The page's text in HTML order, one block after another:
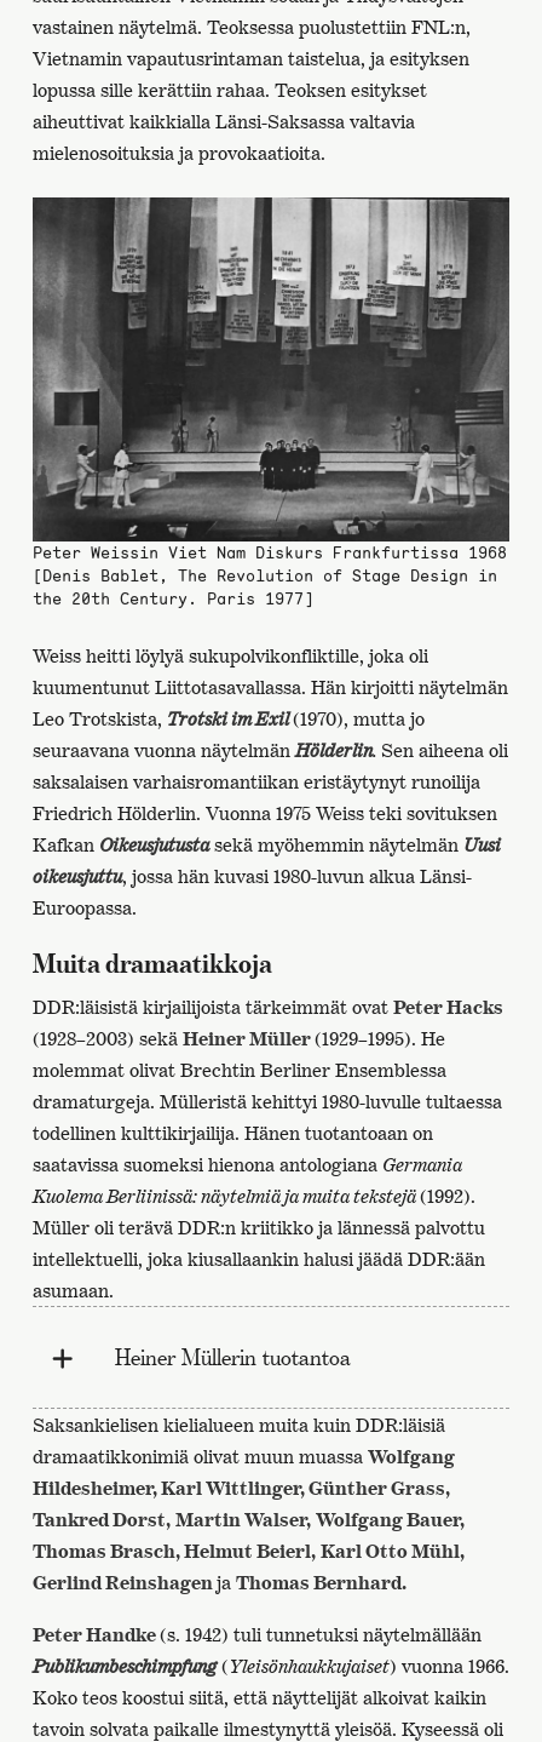
vastainen näytelmä. Teoksessa puolustettiin FNL:n,
Vietnamin vapautusrintaman taistelua, ja esityksen
lopussa sille kerättiin rahaa. Teoksen esitykset
aiheuttivat kaikkialla Länsi-Saksassa valtavia
mielenosoituksia ja provokaatioita.
Peter Weissin Viet Nam Diskurs Frankfurtissa 1968
[Denis Bablet, The Revolution of Stage Design in
the 20th Century. Paris 1977]
Weiss heitti löylyä sukupolvikonfliktille, joka oli
kuumentunut Liittotasavallassa. Hän kirjoitti näytelmän
Leo Trotskista, Trotski im Exil(1970), mutta jo
seuraavana vuonna näytelmänHölderlin. Sen aiheena oli
saksalaisen varhaisromantiikan eristäytynyt runoilija
Friedrich Hölderlin. Vuonna 1975 Weiss teki sovituksen
Kafkan Oikeusjutustasekä myöhemmin näytelmän Uusi
oikeusjuttu, jossa hän kuvasi 1980-luvun alkua Länsi-
Euroopassa.
Muita dramaatikkoja
DDR:läisistä kirjailijoista tärkeimmät ovat Peter Hacks
(1928–2003) sekä Heiner Müller(1929–1995). He
molemmat olivat Brechtin Berliner Ensemblessa
dramaturgeja. Mülleristä kehittyi 1980-luvulle tultaessa
todellinen kulttikirjailija. Hänen tuotantoaan on
saatavissa suomeksi hienona antologiana Germania
Kuolema Berliinissä: näytelmiä ja muita tekstejä(1992).
Müller oli terävä DDR:n kriitikko ja lännessä palvottu
intellektuelli, joka kiusallaankin halusi jäädä DDR:ään
asumaan.
Heiner Müllerin tuotantoa
Saksankielisen kielialueen muita kuin DDR:läisiä
dramaatikkonimiä olivat muun muassa Wolfgang
Hildesheimer, Karl Wittlinger, Günther Grass,
Tankred Dorst, Martin Walser, Wolfgang Bauer,
Thomas Brasch, Helmut Beierl, Karl Otto Mühl,
Gerlind Reinshagen ja Thomas Bernhard.
Peter Handke(s. 1942) tuli tunnetuksi näytelmällään
Publikumbeschimpfung(Yleisönhaukkujaiset) vuonna 1966.
Koko teos koostui siitä, että näyttelijät alkoivat kaikin
tavoin solvata paikalle ilmestynyttä yleisöä. Kyseessä oli